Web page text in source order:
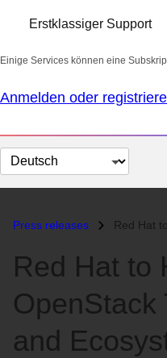
Erstklassiger Support
Einige Services können eine
Anmelden oder
Sprache
auswählen
Press releases Red Hat to Host
Red Hat to
OpenStack
and